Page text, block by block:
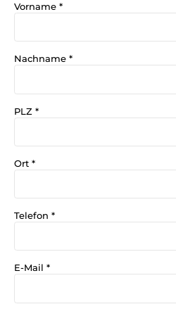
Vorname *
Nachname *
PLZ *
Ort *
Telefon *
E-Mail *